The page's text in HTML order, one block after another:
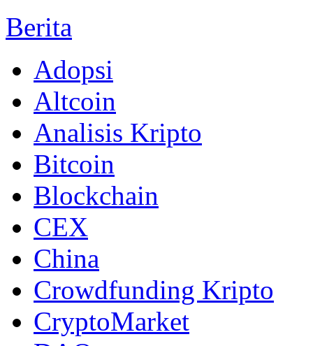
Berita
Adopsi
Altcoin
Analisis Kripto
Bitcoin
Blockchain
CEX
China
Crowdfunding Kripto
CryptoMarket